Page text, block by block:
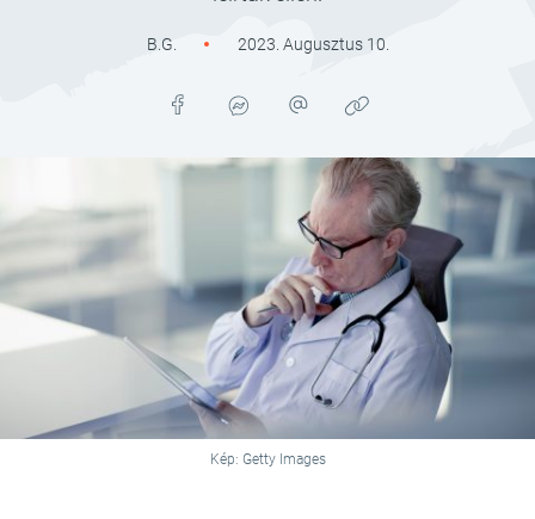
B.G. 2023. Augusztus 10.
Kép: Getty Images